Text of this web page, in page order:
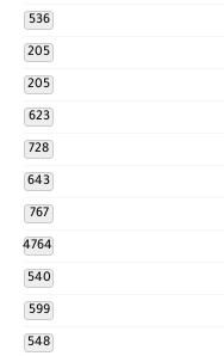
536
205
205
623
728
643
767
4764
540
599
548